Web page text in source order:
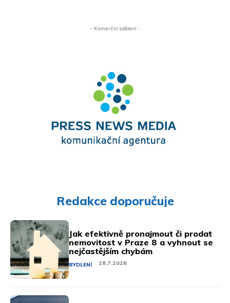
- Komerční sdělení -
Redakce doporučuje
Jak efektivně pronajmout či prodat
nemovitost v Praze 8 a vyhnout se
nejčastějším chybám
BYDLENÍ 28.7.2026